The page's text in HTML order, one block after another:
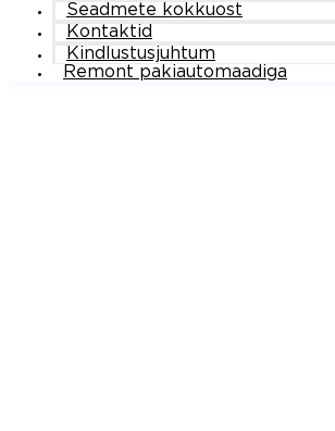
Seadmete kokkuost
Kontaktid
Kindlustusjuhtum
Remont pakiautomaadiga